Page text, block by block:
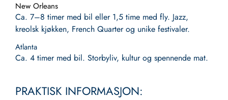
New Orleans
Ca. 7–8 timer med bil eller 1,5 time med fly. Jazz,
kreolsk kjøkken, French Quarter og unike festivaler.
Atlanta
Ca. 4 timer med bil. Storbyliv, kultur og spennende mat.
PRAKTISK INFORMASJON: